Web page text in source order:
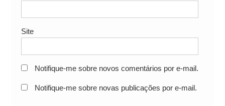
Site
Notifique-me sobre novos comentários por e-mail.
Notifique-me sobre novas publicações por e-mail.